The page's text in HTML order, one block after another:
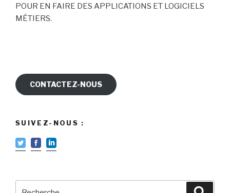
POUR EN FAIRE DES APPLICATIONS ET LOGICIELS
MÉTIERS.
CONTACTEZ-NOUS
SUIVEZ-NOUS :